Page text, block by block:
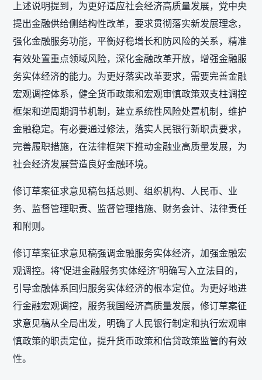
上述说明提到，为更好适应社会经济高质量发展，党中央
提出金融供给侧结构性改革，要求贯彻落实新发展理念，
强化金融服务功能，平衡好稳增长和防风险的关系，精准
有效处置重点领域风险，深化金融改革开放，增强金融服
务实体经济的能力。为更好落实改革要求，需要完善金融
宏观调控体系，健全货币政策和宏观审慎政策双支柱调控
框架和逆周期调节机制，建立系统性风险处置机制，维护
金融稳定。有必要通过修法，落实人民银行新职责要求，
完善履职措施，在法律框架下推动金融业高质量发展，为
社会经济发展营造良好金融环境。
修订草案征求意见稿包括总则、组织机构、人民币、业
务、监督管理职责、监督管理措施、财务会计、法律责任
和附则。
修订草案征求意见稿强调金融服务实体经济，加强金融宏
观调控。将“促进金融服务实体经济”明确写入立法目的，
引导金融体系回归服务实体经济的根本定位。为更好地进
行金融宏观调控，服务我国经济高质量发展，修订草案征
求意见稿从全局出发，明确了人民银行制定和执行宏观审
慎政策的职责定位，提升货币政策和信贷政策监管的有效
性。